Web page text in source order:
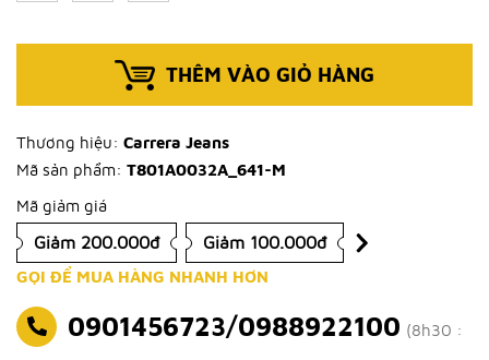
THÊM VÀO GIỎ HÀNG
Thương hiệu: Carrera Jeans
Mã sản phẩm: T801A0032A_641-M
Mã giảm giá
Giảm 200.000đ Giảm 100.000đ
GỌI ĐỂ MUA HÀNG NHANH HƠN
0901456723/0988922100 (8h30 :